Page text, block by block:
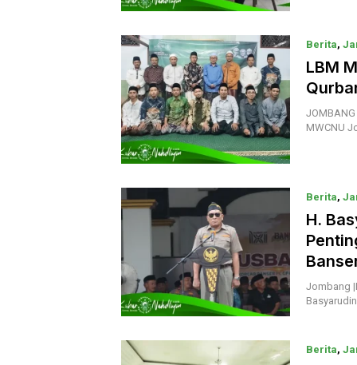
Berita,
LBM
MWCNU
Berita,
Mei 2026
H.
Jombang
Berita,